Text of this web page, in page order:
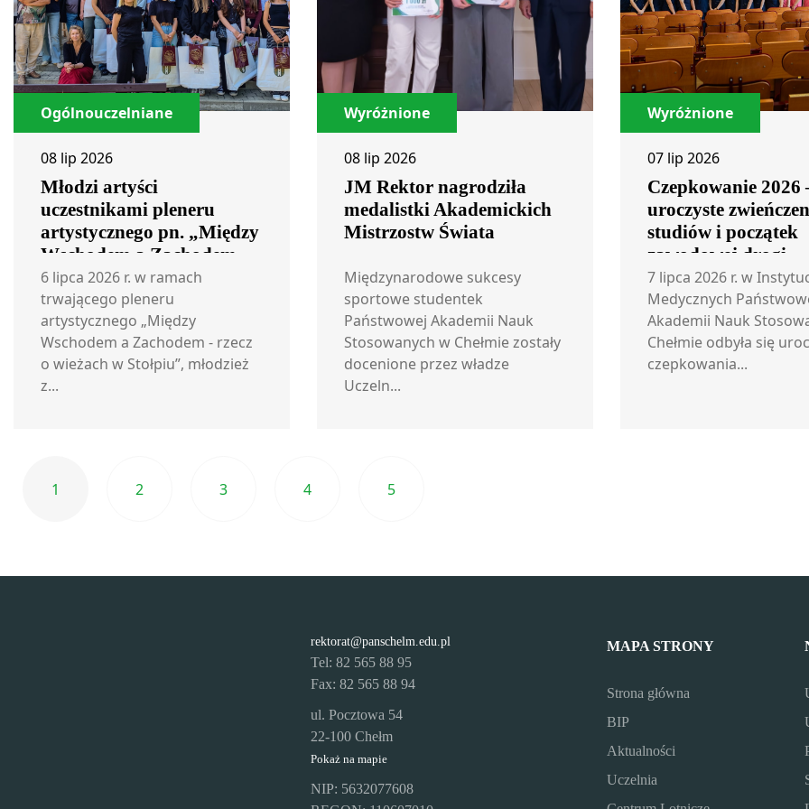
Ogólnouczelniane
08 lip 2026
Młodzi artyści
uczestnikami pleneru
artystycznego pn. „Między
Wschodem a Zachodem –
rzecz o wieżach w Stołpiu”
6 lipca 2026 r. w ramach
trwającego pleneru
artystycznego „Między
Wschodem a Zachodem - rzecz
o wieżach w Stołpiu”, młodzież
z...
Wyróżnione
08 lip 2026
JM Rektor nagrodziła
medalistki Akademickich
Mistrzostw Świata
Międzynarodowe sukcesy
sportowe studentek
Państwowej Akademii Nauk
Stosowanych w Chełmie zostały
docenione przez władze
Uczeln...
Wyróżnione
07 lip 2026
Czepkowanie 2026
uroczyste
studiów i początek
zawodowej drogi
studentów
i Położnictwa
7 lipca 2026 r. w
Medycznych
Akademii Nauk
Chełmie odbyła się
czepkowania...
1 2 3 4 5
rektorat@panschelm.edu.pl
Tel: 82 565 88 95
Fax: 82 565 88 94
ul. Pocztowa 54
22-100 Chełm
Pokaż na mapie
NIP: 5632077608
MAPA STRONY
Strona główna
BIP
Aktualności
Uczelnia